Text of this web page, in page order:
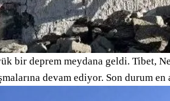
bir deprem meydana geldi. Tibet,
devam ediyor. Son durum